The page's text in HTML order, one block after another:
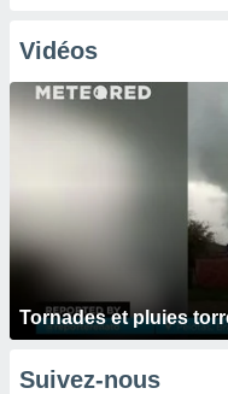
Vidéos
Tornades et pluies
Suivez-nous